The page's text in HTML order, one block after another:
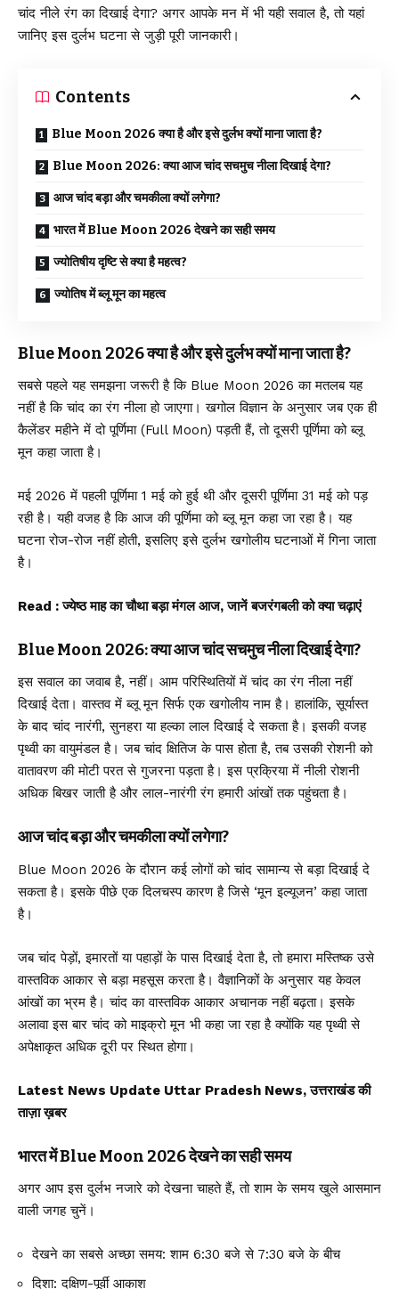
चांद नीले रंग का दिखाई देगा? अगर आपके मन में भी यही सवाल है, तो यहां
जानिए इस दुर्लभ घटना से जुड़ी पूरी जानकारी।
Contents
Blue Moon 2026 क्या है और इसे दुर्लभ क्यों माना जाता है?
Blue Moon 2026: क्या आज चांद सचमुच नीला दिखाई देगा?
आज चांद बड़ा और चमकीला क्यों लगेगा?
भारत में Blue Moon 2026 देखने का सही समय
ज्योतिषीय दृष्टि से क्या है महत्व?
ज्योतिष में ब्लू मून का महत्व
Blue Moon 2026 क्या है और इसे दुर्लभ क्यों माना जाता है?
सबसे पहले यह समझना जरूरी है कि Blue Moon 2026 का मतलब यह
नहीं है कि चांद का रंग नीला हो जाएगा। खगोल विज्ञान के अनुसार जब एक ही
कैलेंडर महीने में दो पूर्णिमा (Full Moon) पड़ती हैं, तो दूसरी पूर्णिमा को ब्लू
मून कहा जाता है।
मई 2026 में पहली पूर्णिमा 1 मई को हुई थी और दूसरी पूर्णिमा 31 मई को पड़
रही है। यही वजह है कि आज की पूर्णिमा को ब्लू मून कहा जा रहा है। यह
घटना रोज-रोज नहीं होती, इसलिए इसे दुर्लभ खगोलीय घटनाओं में गिना जाता
है।
Read :ज्येष्ठ माह का चौथा बड़ा मंगल आज, जानें बजरंगबली को क्या चढ़ाएं
Blue Moon 2026: क्या आज चांद सचमुच नीला दिखाई देगा?
इस सवाल का जवाब है, नहीं। आम परिस्थितियों में चांद का रंग नीला नहीं
दिखाई देता। वास्तव में ब्लू मून सिर्फ एक खगोलीय नाम है। हालांकि, सूर्यास्त
के बाद चांद नारंगी, सुनहरा या हल्का लाल दिखाई दे सकता है। इसकी वजह
पृथ्वी का वायुमंडल है। जब चांद क्षितिज के पास होता है, तब उसकी रोशनी को
वातावरण की मोटी परत से गुजरना पड़ता है। इस प्रक्रिया में नीली रोशनी
अधिक बिखर जाती है और लाल-नारंगी रंग हमारी आंखों तक पहुंचता है।
आज चांद बड़ा और चमकीला क्यों लगेगा?
Blue Moon 2026 के दौरान कई लोगों को चांद सामान्य से बड़ा दिखाई दे
सकता है। इसके पीछे एक दिलचस्प कारण है जिसे ‘मून इल्यूजन’ कहा जाता
है।
जब चांद पेड़ों, इमारतों या पहाड़ों के पास दिखाई देता है, तो हमारा मस्तिष्क उसे
वास्तविक आकार से बड़ा महसूस करता है। वैज्ञानिकों के अनुसार यह केवल
आंखों का भ्रम है। चांद का वास्तविक आकार अचानक नहीं बढ़ता। इसके
अलावा इस बार चांद को माइक्रो मून भी कहा जा रहा है क्योंकि यह पृथ्वी से
अपेक्षाकृत अधिक दूरी पर स्थित होगा।
Latest News Update Uttar Pradesh News, उत्तराखंड की
ताज़ा ख़बर
भारत में Blue Moon 2026 देखने का सही समय
अगर आप इस दुर्लभ नजारे को देखना चाहते हैं, तो शाम के समय खुले आसमान
वाली जगह चुनें।
देखने का सबसे अच्छा समय: शाम 6:30 बजे से 7:30 बजे के बीच
दिशा: दक्षिण-पूर्वी आकाश